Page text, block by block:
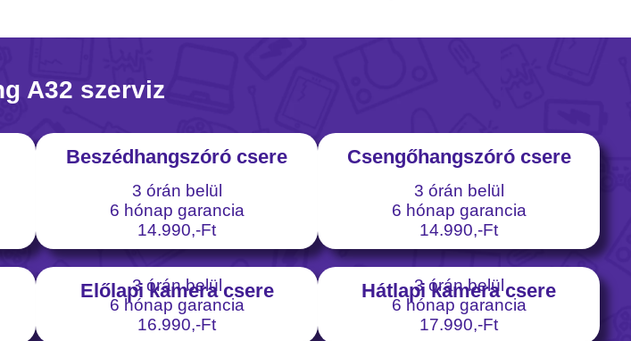
A32 szerviz
Beszédhangszóró csere
3 órán belül
6 hónap garancia
14.990,-Ft
Csengőhangszóró csere
3 órán belül
6 hónap garancia
14.990,-Ft
Előlapi kamera csere
3 órán belül
6 hónap garancia
16.990,-Ft
Hátlapi kamera csere
3 órán belül
6 hónap garancia
17.990,-Ft